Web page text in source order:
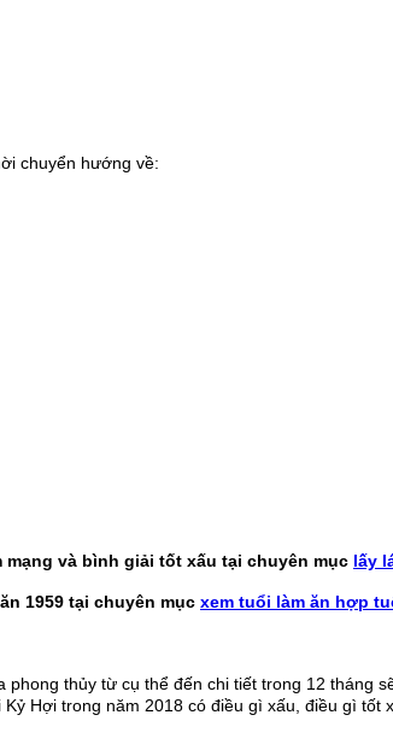
chuyển hướng về:
và bình giải tốt xấu tại chuyên mục lấy
1959 tại chuyên mục xem tuổi làm ăn hợp
thủy từ cụ thể đến chi tiết trong 12 tháng
Hợi trong năm 2018 có điều gì xấu, điều gì